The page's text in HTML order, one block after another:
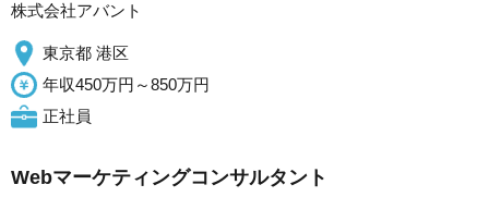
株式会社アバント
東京都 港区
年収450万円～850万円
正社員
Webマーケティングコンサルタント